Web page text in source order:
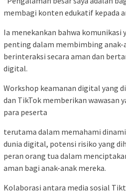
membagi konten edukatif kepada
Ia menekankan bahwa komunikasi
penting dalam membimbing anak-
berinteraksi secara aman dan
digital.
Workshop keamanan digital yang
dan TikTok memberikan wawasan
para peserta
terutama dalam memahami
dunia digital, potensi risiko yang
peran orang tua dalam
aman bagi anak-anak mereka.
Kolaborasi antara media sosial